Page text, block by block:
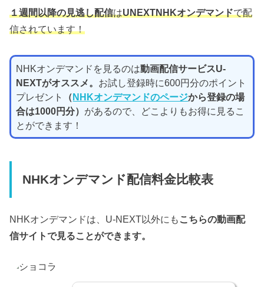
１週間以降の見逃し配信はUNEXTNHKオンデマンドで配
信されています！
NHKオンデマンドを見るのは動画配信サービスU-
NEXTがオススメ。 お試し登録時に600円分のポイント
プレゼント
（NHKオンデマンドのページから登録の場
合は1000円分） があるので、どこよりもお得に見るこ
とができます！
NHKオンデマンド配信料金比較表
NHKオンデマンドは、U-NEXT以外にも こちらの動画配
信サイトで見ることができます。